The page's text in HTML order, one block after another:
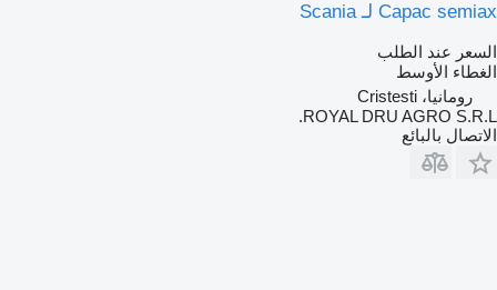
Capac semiax لـ Scania
السعر عند الطلب
الغطاء الأوسط
رومانيا، Cristesti
ROYAL DRU AGRO S.R.L.
الاتصال بالبائع